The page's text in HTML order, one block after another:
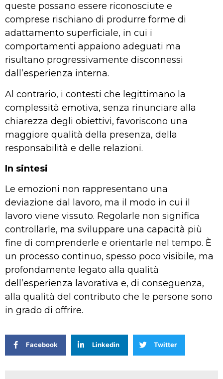
queste possano essere riconosciute e
comprese rischiano di produrre forme di
adattamento superficiale, in cui i
comportamenti appaiono adeguati ma
risultano progressivamente disconnessi
dall’esperienza interna.
Al contrario, i contesti che legittimano la
complessità emotiva, senza rinunciare alla
chiarezza degli obiettivi, favoriscono una
maggiore qualità della presenza, della
responsabilità e delle relazioni.
In sintesi
Le emozioni non rappresentano una
deviazione dal lavoro, ma il modo in cui il
lavoro viene vissuto. Regolarle non significa
controllarle, ma sviluppare una capacità più
fine di comprenderle e orientarle nel tempo. È
un processo continuo, spesso poco visibile, ma
profondamente legato alla qualità
dell’esperienza lavorativa e, di conseguenza,
alla qualità del contributo che le persone sono
in grado di offrire.
Facebook Linkedin Twitter